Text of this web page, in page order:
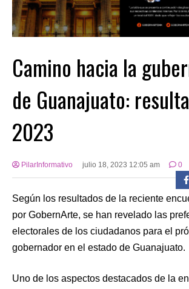
Camino hacia la
de Guanajuato:
2023
PilarInformativo julio 18, 2023 12:05 am 0
Según los resultados de la reciente
por GobernArte, se han revelado las
electorales de los ciudadanos para el
gobernador en el estado de Guanajuato.
Uno de los aspectos destacados de la